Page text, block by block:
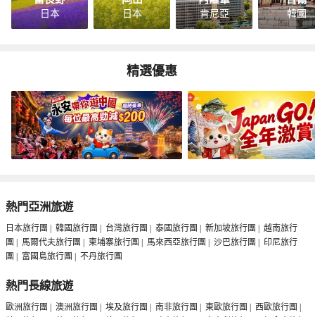
日本 日本 肯尼亞 韓國
精選優惠
熱門亞洲旅遊
日本旅行團 | 韓國旅行團 | 台灣旅行團 | 泰國旅行團 | 新加坡旅行團 | 越南旅行
團 | 馬爾代夫旅行團 | 柬埔寨旅行團 | 馬來西亞旅行團 | 沙巴旅行團 | 印尼旅行
團 | 富國島旅行團 | 不丹旅行團
熱門長線旅遊
歐洲旅行團 | 澳洲旅行團 | 埃及旅行團 | 南非旅行團 | 東歐旅行團 | 西歐旅行團 |